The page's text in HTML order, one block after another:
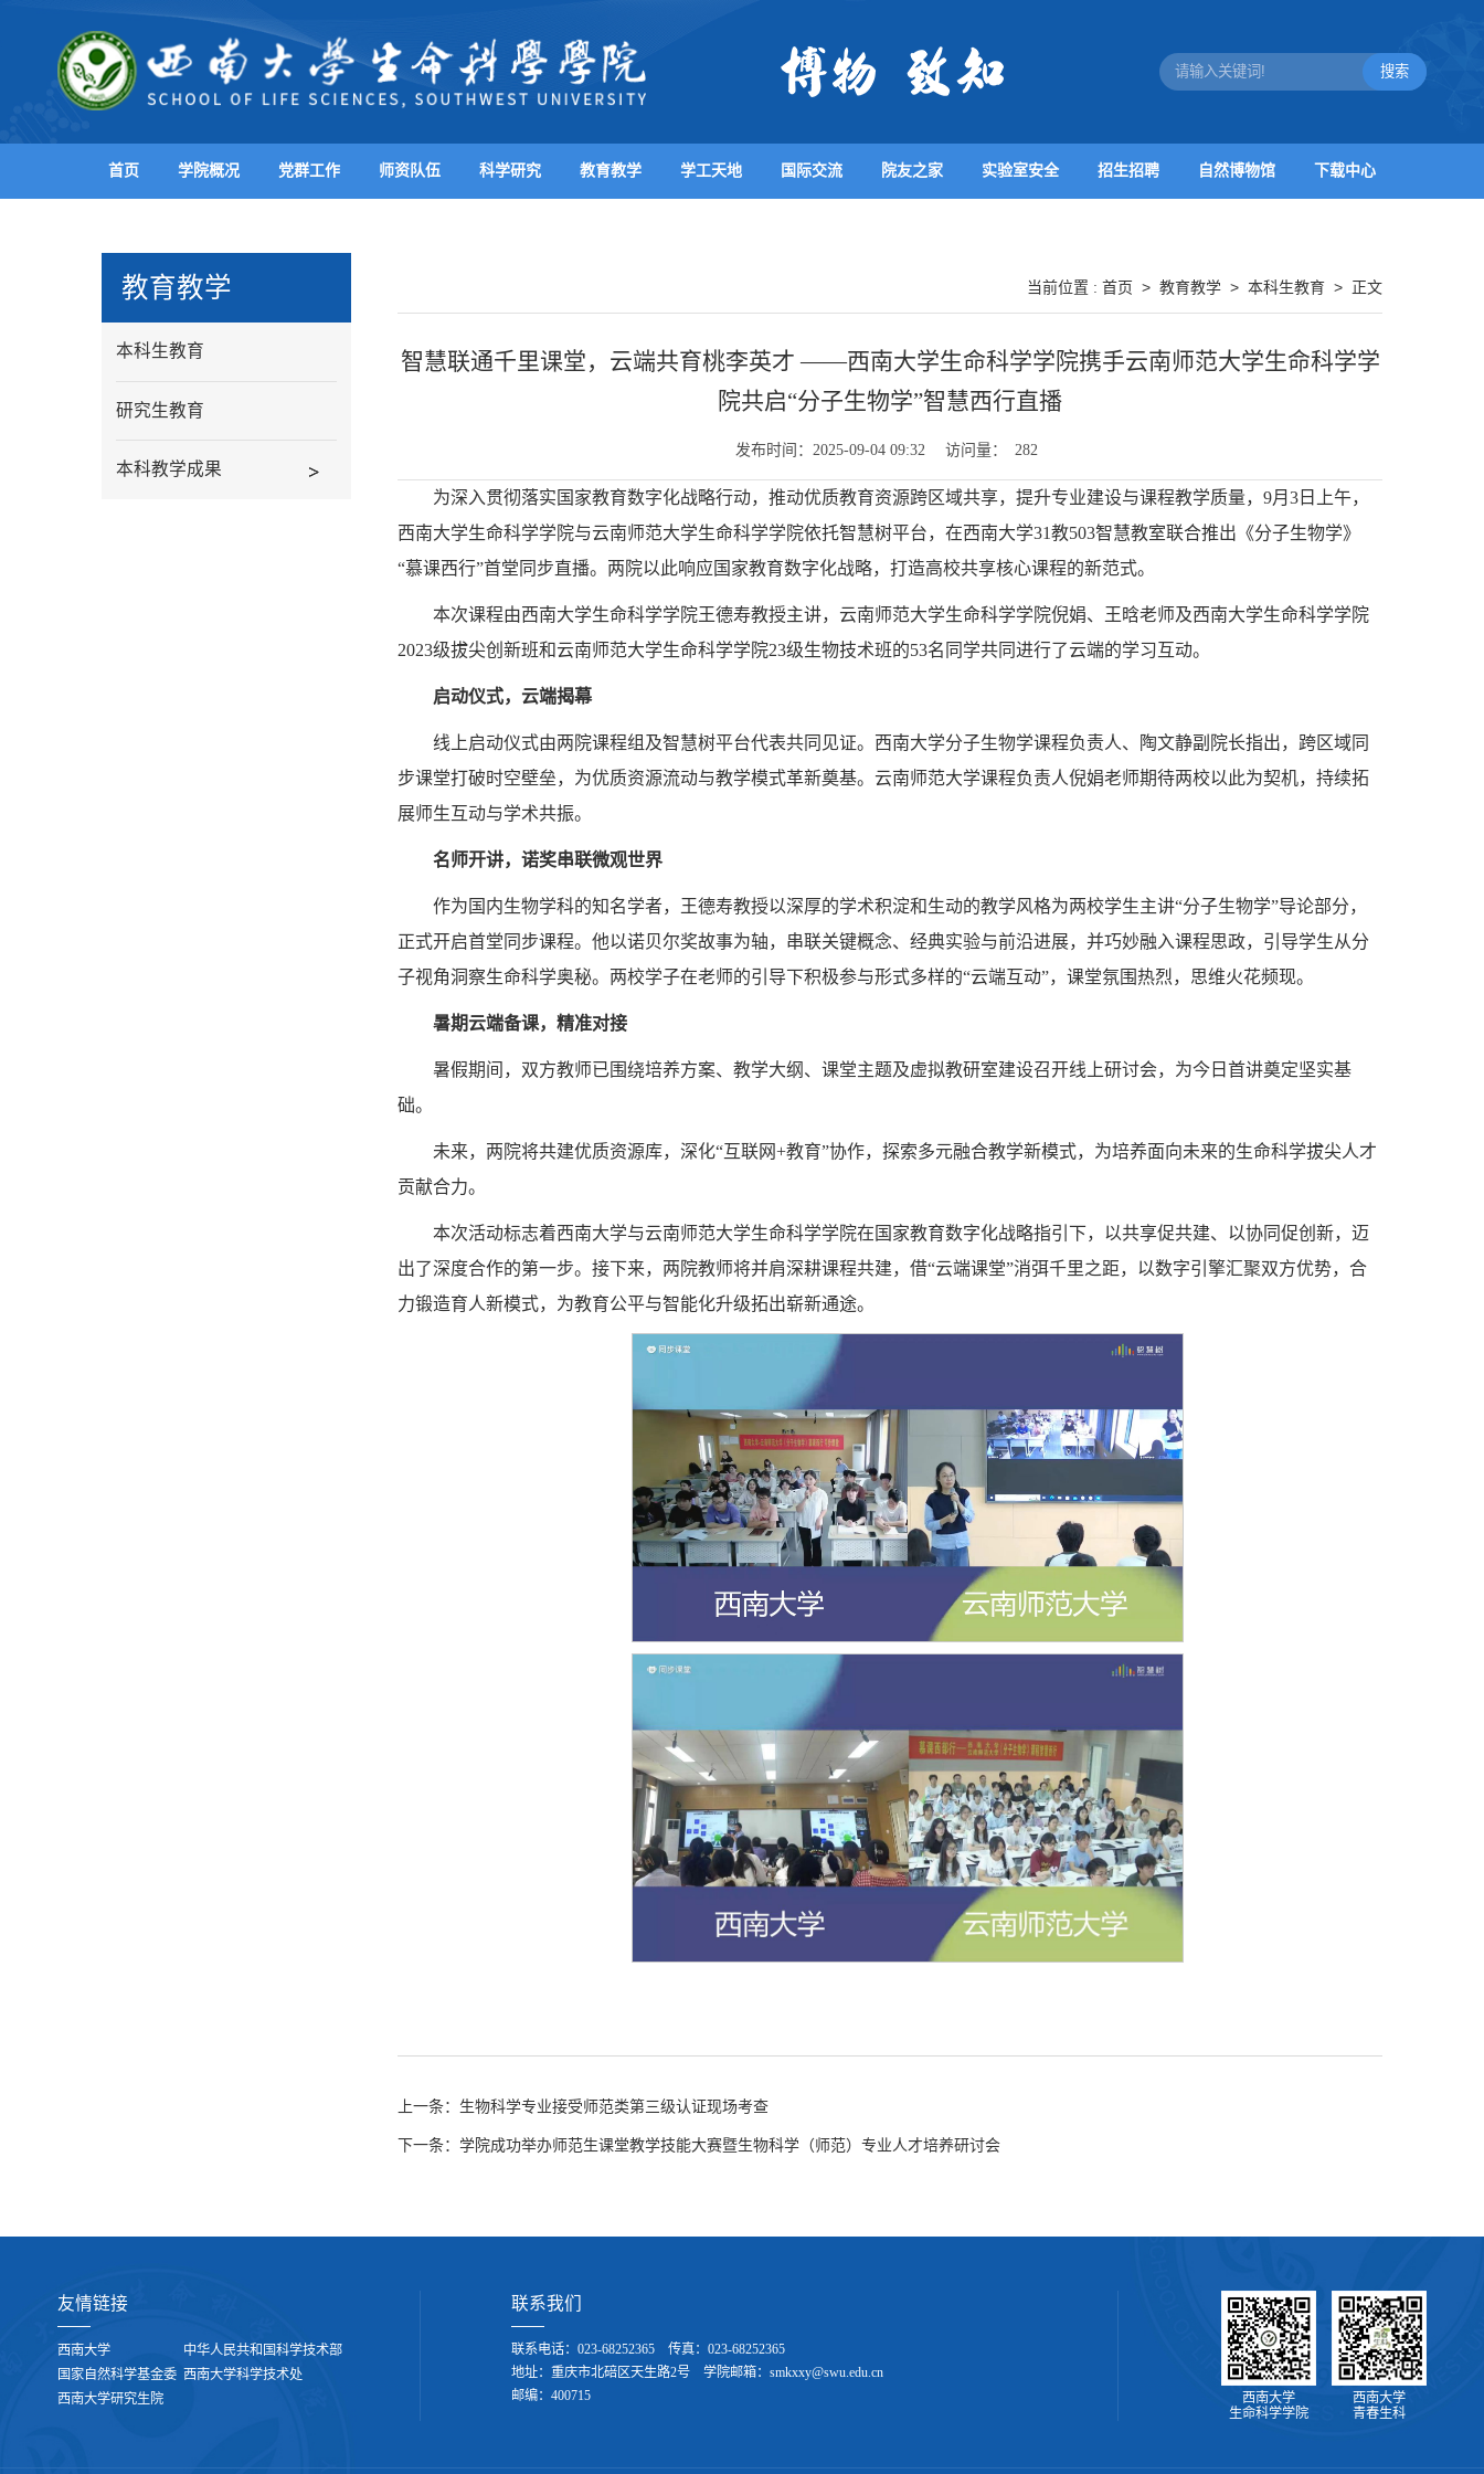
首页 学院概况 党群工作 师资队伍 科学研究 教育教学 学工天地 国际交流 院友之家 实验室安全 招生招聘 自然博物馆 下载中心
教育教学
本科生教育
研究生教育
本科教学成果
当前位置 : 首页 > 教育教学 > 本科生教育 > 正文
智慧联通千里课堂，云端共育桃李英才 ——西南大学生命科学学院携手云南师范大学生命科学学
院共启“分子生物学”智慧西行直播
发布时间： 2025-09-04 09:32 访问量： 282
为深入贯彻落实国家教育数字化战略行动，推动优质教育资源跨区域共享，提升专业建设与课程教学质量，9月3日上午，
西南大学生命科学学院与云南师范大学生命科学学院依托智慧树平台，在西南大学31教503智慧教室联合推出《分子生物学》
“慕课西行”首堂同步直播。两院以此响应国家教育数字化战略，打造高校共享核心课程的新范式。
本次课程由西南大学生命科学学院王德寿教授主讲，云南师范大学生命科学学院倪娟、王晗老师及西南大学生命科学学院
2023级拔尖创新班和云南师范大学生命科学学院23级生物技术班的53名同学共同进行了云端的学习互动。
启动仪式， 云端揭幕
线上启动仪式由两院课程组及智慧树平台代表共同见证。西南大学分子生物学课程负责人、陶文静副院长指出，跨区域同
步课堂打破时空壁垒，为优质资源流动与教学模式革新奠基。云南师范大学课程负责人倪娟老师期待两校以此为契机，持续拓
展师生互动与学术共振。
名师开讲，诺奖串联微观世界
作为国内生物学科的知名学者，王德寿教授以深厚的学术积淀和生动的教学风格为两校学生主讲“分子生物学”导论部分，
正式开启首堂同步课程。他以诺贝尔奖故事为轴，串联关键概念、经典实验与前沿进展，并巧妙融入课程思政，引导学生从分
子视角洞察生命科学奥秘。两校学子在老师的引导下积极参与形式多样的“云端互动”，课堂氛围热烈，思维火花频现。
暑期云端备课，精准对接
暑假期间，双方教师已围绕培养方案、教学大纲、课堂主题及虚拟教研室建设召开线上研讨会，为今日首讲奠定坚实基
础。
未来，两院将共建优质资源库，深化“互联网+教育”协作，探索多元融合教学新模式，为培养面向未来的生命科学拔尖人才
贡献合力。
本次活动标志着西南大学与云南师范大学生命科学学院在国家教育数字化战略指引下，以共享促共建、以协同促创新，迈
出了深度合作的第一步。接下来，两院教师将并肩深耕课程共建，借“云端课堂”消弭千里之距，以数字引擎汇聚双方优势，合
力锻造育人新模式，为教育公平与智能化升级拓出崭新通途。
上一条： 生物科学专业接受师范类第三级认证现场考查
下一条： 学院成功举办师范生课堂教学技能大赛暨生物科学（师范）专业人才培养研讨会
友情链接
西南大学
中华人民共和国科学技术部
国家自然科学基金委 西南大学科学技术处
西南大学研究生院
联系我们
联系电话：023-68252365 传真：023-68252365
地址：重庆市北碚区天生路2号 学院邮箱：smkxxy@swu.edu.cn
邮编：400715
西南大学
生命科学学院
西南大学
青春生科